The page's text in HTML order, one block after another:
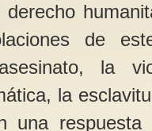
de
la
la
una respuesta